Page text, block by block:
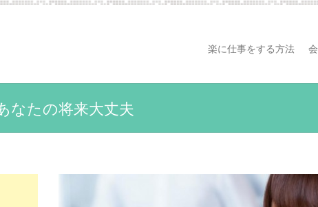
楽に仕事をする方法
なたの将来大丈夫